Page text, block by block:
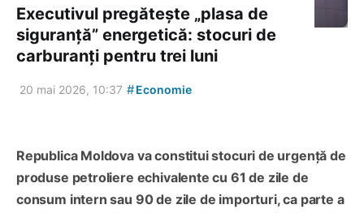
Executivul pregătește „plasa de
siguranță” energetică: stocuri de
carburanți pentru trei luni
20 mai 2026, 10:37 #Economie
Republica Moldova va constitui stocuri de urgență de
produse petroliere echivalente cu 61 de zile de
consum intern sau 90 de zile de importuri, ca parte a